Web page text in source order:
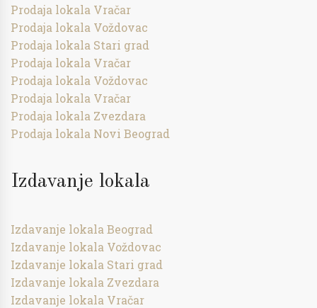
Prodaja lokala Vračar
Prodaja lokala Voždovac
Prodaja lokala Stari grad
Prodaja lokala Vračar
Prodaja lokala Voždovac
Prodaja lokala Vračar
Prodaja lokala Zvezdara
Prodaja lokala Novi Beograd
Izdavanje lokala
Izdavanje lokala Beograd
Izdavanje lokala Voždovac
Izdavanje lokala Stari grad
Izdavanje lokala Zvezdara
Izdavanje lokala Vračar